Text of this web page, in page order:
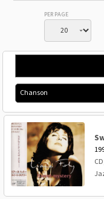
PER PAGE
Chanson